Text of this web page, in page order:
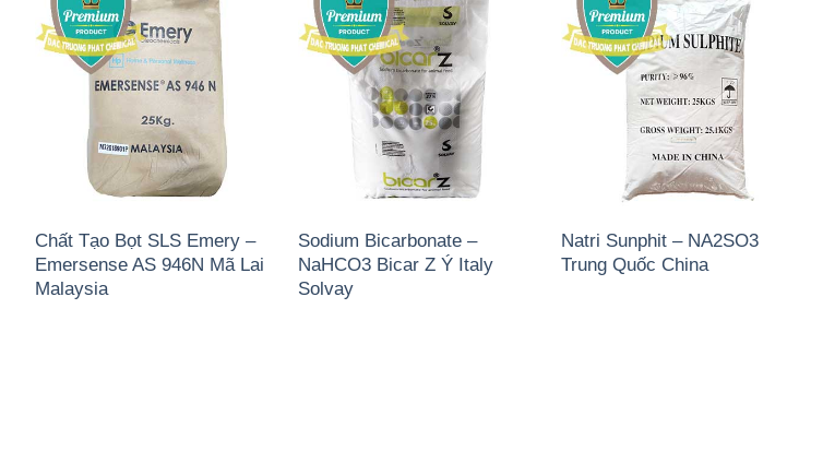
Chất Tạo Bọt SLS Emery –
Emersense AS 946N Mã Lai
Malaysia
Sodium Bicarbonate –
NaHCO3 Bicar Z Ý Italy
Solvay
Natri Sunphit – NA2SO3
Trung Quốc China